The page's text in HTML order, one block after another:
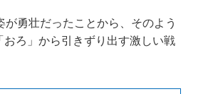
勇壮だったことから、そのよう
ろ」から引きずり出す激しい戦